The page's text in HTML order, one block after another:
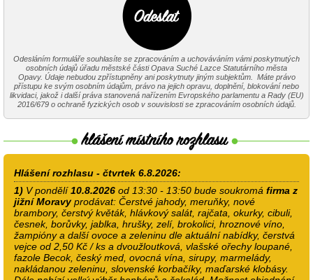
Odesláním formuláře souhlasíte se zpracováním a uchováváním vámi poskytnutých
osobních údajů úřadu městské části Opava Suché Lazce Statutárního města
Opavy. Údaje nebudou zpřístupněny ani poskytnuty jiným subjektům. Máte právo
přístupu ke svým osobním údajům, právo na jejich opravu, doplnění, blokování nebo
likvidaci, jakož i další práva stanovená nařízením Evropského parlamentu a Rady (EU)
2016/679 o ochraně fyzických osob v souvislosti se zpracováním osobních údajů.
Hlášení rozhlasu - čtvrtek 6.8.2026:
1) V pondělí10.8.2026 od 13:30 - 13:50 bude soukromá firma z
jižní Moravyprodávat: Čerstvé jahody, meruňky, nové
brambory, čerstvý květák, hlávkový salát, rajčata, okurky, cibuli,
česnek, borůvky, jablka, hrušky, zelí, brokolici, hroznové víno,
žampióny a další ovoce a zeleninu dle aktuální nabídky, čerstvá
vejce od 2,50 Kč / ks a dvoužloutková, vlašské ořechy loupané,
fazole Becok, český med, ovocná vína, sirupy, marmelády,
nakládanou zeleninu, slovenské korbačíky, maďarské klobásy.